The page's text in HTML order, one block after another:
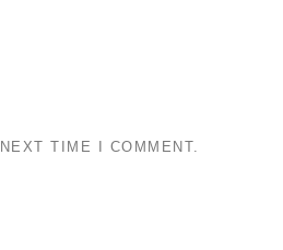
TIME I COMMENT.